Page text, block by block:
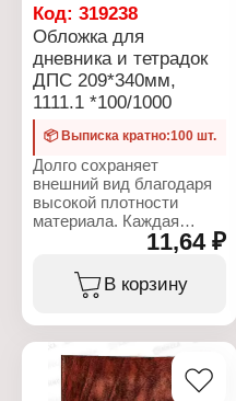
Код: 319238
Обложка для
дневника и тетрадок
ДПС 209*340мм,
1111.1 *100/1000
📦 Выписка кратно:100 шт.
Долго сохраняет
внешний вид благодаря
высокой плотности
материала. Каждая
школьная обложка марки
индивидуальный
гарантийный знак.
фирменной линейкой для
измерения обложек.
11,64 ₽
В корзину